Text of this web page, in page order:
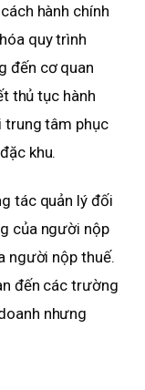
hành chính
quy trình
đến cơ quan
thủ tục hành
trung tâm phục
khu.
tác quản lý đối
của người nộp
người nộp thuế.
đến các trường
nhưng